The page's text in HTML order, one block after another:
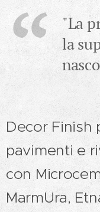
"La
la
Decor Finish
pavimenti e
con
MarmUra,